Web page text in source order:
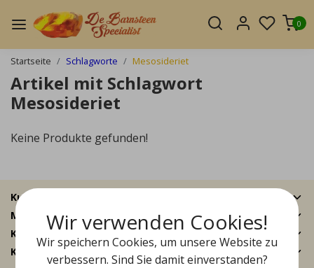
0
Startseite Schlagworte Mesosideriet
Artikel mit Schlagwort
Mesosideriet
Keine Produkte gefunden!
Kundendienst
Mein Konto
Kategorien
Kontakt
Wir verwenden Cookies!
Wir speichern Cookies, um unsere Website zu
verbessern. Sind Sie damit einverstanden?